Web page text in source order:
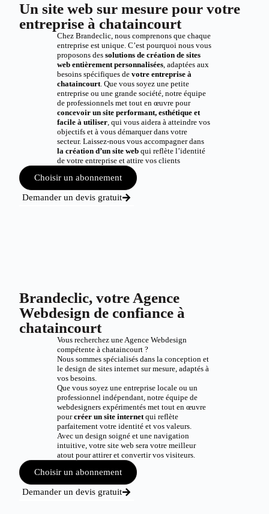
Un site web sur mesure pour votre
entreprise à chataincourt
Chez Brandeclic, nous comprenons que chaque
entreprise est unique. C’est pourquoi nous vous
proposons des solutions de création de sites
web entièrement personnalisées, adaptées aux
besoins spécifiques de votre entreprise à
chataincourt. Que vous soyez une petite
entreprise ou une grande société, notre équipe
de professionnels met tout en œuvre pour
concevoir un site performant, esthétique et
facile à utiliser, qui vous aidera à atteindre vos
objectifs et à vous démarquer dans votre
secteur. Laissez-nous vous accompagner dans
la création d’un site webqui reflète l’identité
de votre entreprise et attire vos clients
Choisir un abonnement
Demander un devis gratuit
Brandeclic, votre Agence
Webdesign de confiance à
chataincourt
Vous recherchez une Agence Webdesign
compétente à chataincourt ?
Nous sommes spécialisés dans la conception et
le design de sites internet sur mesure, adaptés à
vos besoins.
Que vous soyez une entreprise locale ou un
professionnel indépendant, notre équipe de
webdesigners expérimentés met tout en œuvre
pourcréer un site internetqui reflète
parfaitement votre identité et vos valeurs.
Avec un design soigné et une navigation
intuitive, votre site web sera votre meilleur
atout pour attirer et convertir vos visiteurs.
Choisir un abonnement
Demander un devis gratuit